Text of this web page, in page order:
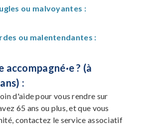
ou malvoyantes :
ou malentendantes :
accompagné·e ? (à
:
d'aide pour vous rendre sur
65 ans ou plus, et que vous
contactez le service associatif